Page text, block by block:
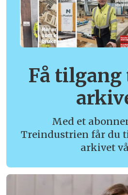
Få tilgang
Med et
Treindustrien får du
arkivet